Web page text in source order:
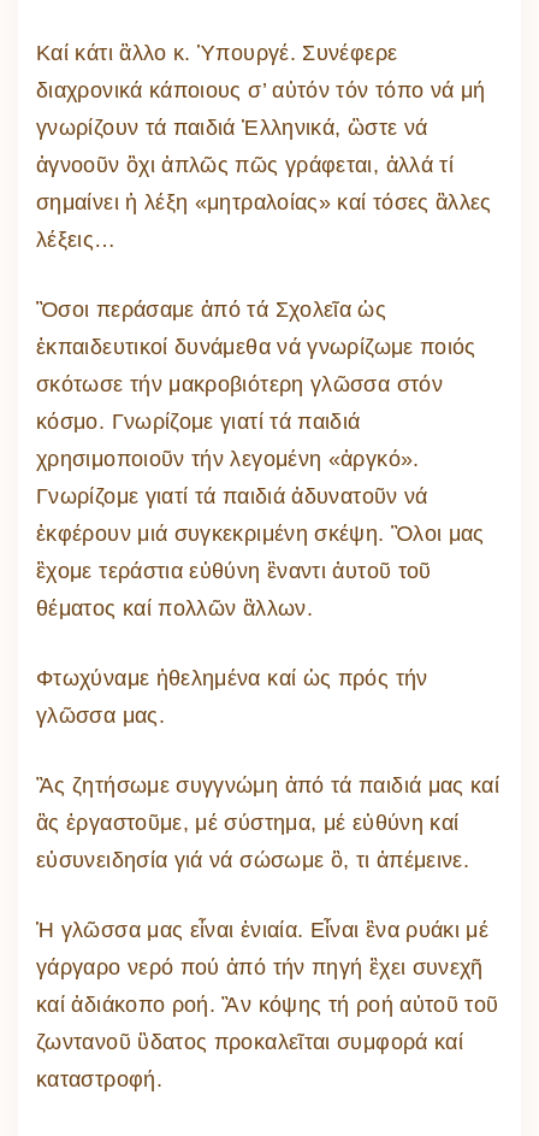
Καί κάτι ἂλλο κ. Ὑπουργέ. Συνέφερε
διαχρονικά κάποιους σ’ αὐτόν τόν τόπο νά μή
γνωρίζουν τά παιδιά Ἑλληνικά, ὣστε νά
ἀγνοοῦν ὂχι ἀπλῶς πῶς γράφεται, ἀλλά τί
σημαίνει ἡ λέξη «μητραλοίας» καί τόσες ἂλλες
λέξεις…
Ὃσοι περάσαμε ἀπό τά Σχολεῖα ὡς
ἐκπαιδευτικοί δυνάμεθα νά γνωρίζωμε ποιός
σκότωσε τήν μακροβιότερη γλῶσσα στόν
κόσμο. Γνωρίζομε γιατί τά παιδιά
χρησιμοποιοῦν τήν λεγομένη «ἀργκό».
Γνωρίζομε γιατί τά παιδιά ἀδυνατοῦν νά
ἐκφέρουν μιά συγκεκριμένη σκέψη. Ὃλοι μας
ἒχομε τεράστια εὐθύνη ἒναντι ἀυτοῦ τοῦ
θέματος καί πολλῶν ἂλλων.
Φτωχύναμε ἠθελημένα καί ὡς πρός τήν
γλῶσσα μας.
Ἂς ζητήσωμε συγγνώμη ἀπό τά παιδιά μας καί
ἂς ἐργαστοῦμε, μέ σύστημα, μέ εὐθύνη καί
εὐσυνειδησία γιά νά σώσωμε ὃ, τι ἀπέμεινε.
Ἡ γλῶσσα μας εἶναι ἐνιαία. Εἶναι ἓνα ρυάκι μέ
γάργαρο νερό πού ἀπό τήν πηγή ἒχει συνεχῆ
καί ἀδιάκοπο ροή. Ἂν κόψης τή ροή αὐτοῦ τοῦ
ζωντανοῦ ὓδατος προκαλεῖται συμφορά καί
καταστροφή.